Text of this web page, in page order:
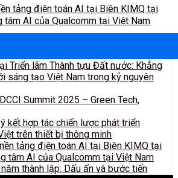
tảng điện toán AI tại Biên KIMQ tại
tâm AI của Qualcomm tại Việt Nam
Triển lãm Thành tựu Đất nước: Khẳng
sáng tạo Việt Nam trong kỷ nguyên
Summit 2025 – Green Tech,
kết hợp tác chiến lược phát triển
trên thiết bị thông minh
tảng điện toán AI tại Biên KIMQ tại
tâm AI của Qualcomm tại Việt Nam
thành lập: Dấu ấn và bước tiến